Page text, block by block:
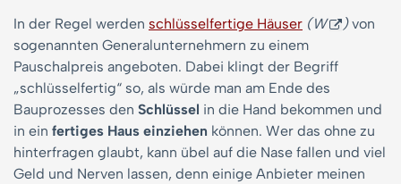
In der Regel werden schlüsselfertige Häuser (W )von
sogenannten Generalunternehmern zu einem
Pauschalpreis angeboten. Dabei klingt der Begriff
„schlüsselfertig“ so, als würde man am Ende des
Bauprozesses den Schlüssel in die Hand bekommen und
in ein fertiges Haus einziehen können. Wer das ohne zu
hinterfragen glaubt, kann übel auf die Nase fallen und viel
Geld und Nerven lassen, denn einige Anbieter meinen